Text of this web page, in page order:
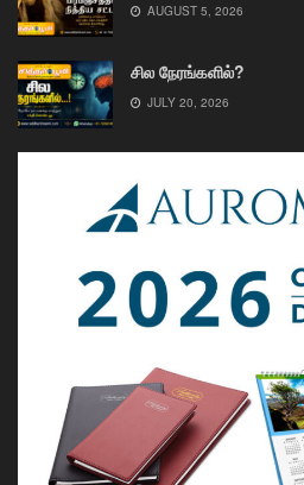
AUGUST 5, 2026
சில நேரங்களில்?
JULY 20, 2026